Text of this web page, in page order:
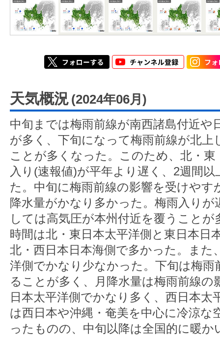
天気概況 (2024年06月)
中旬までは梅雨前線が南西諸島付近や
が多く、下旬になって梅雨前線が北上
ことが多くなった。このため、北・
入り(速報値)が平年より遅く、2週間
た。中旬に梅雨前線の影響を受けやす
降水量がかなり多かった。梅雨入り
しては高気圧が本州付近を覆うこと
時間は北・東日本太平洋側と東日本日
北・西日本日本海側で多かった。また
洋側でかなり少なかった。下旬は梅雨
ることが多く、月降水量は梅雨前線
日本太平洋側でかなり多く、西日本太
は西日本や沖縄・奄美を中心に冷涼な
ったものの、中旬以降は全国的に暖